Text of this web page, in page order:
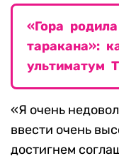
«Гора
таракана»:
ультиматум
«Я очень
ввести очень
достигнем